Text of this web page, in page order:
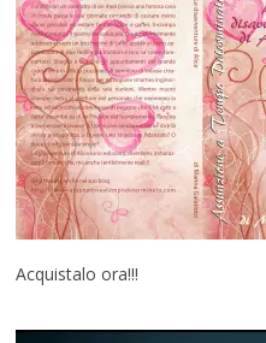
Acquistalo ora!!!